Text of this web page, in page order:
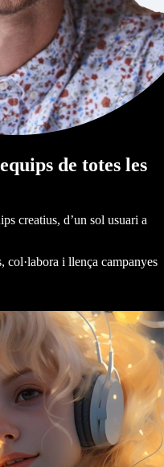
de totes les
creatius, d’un sol usuari a
col·labora i llença campanyes